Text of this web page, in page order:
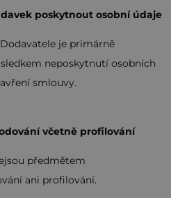
poskytnout osobní údaje
je primárně
neposkytnutí osobních
smlouvy.
včetně profilování
předmětem
ani profilování.